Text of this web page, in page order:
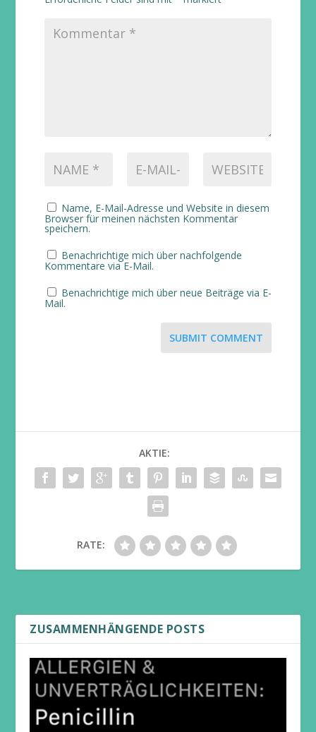
Name, E-Mail-Adresse und Website in diesem
Browser für meinen nächsten Kommentar
speichern.
Benachrichtige mich über nachfolgende
Kommentare via E-Mail.
Benachrichtige mich über neue Beiträge via E-
Mail.
SUBMIT COMMENT
AKTIE:
RATE:
ZUSAMMENHÄNGENDE POSTS